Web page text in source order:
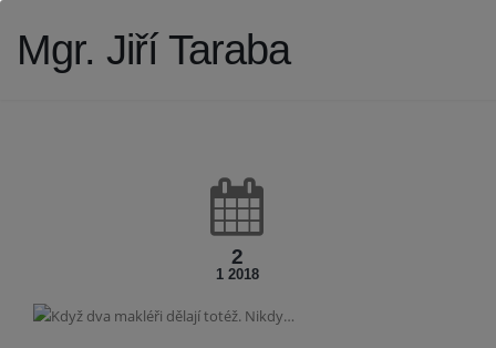
Mgr. Jiří Taraba
2
1 2018